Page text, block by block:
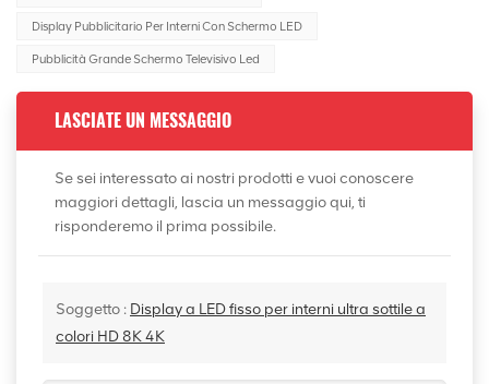
Display Pubblicitario Per Interni Con Schermo LED
Pubblicità Grande Schermo Televisivo Led
LASCIATE UN MESSAGGIO
Se sei interessato ai nostri prodotti e vuoi conoscere
maggiori dettagli, lascia un messaggio qui, ti
risponderemo il prima possibile.
Soggetto : Display a LED fisso per interni ultra sottile a
colori HD 8K 4K